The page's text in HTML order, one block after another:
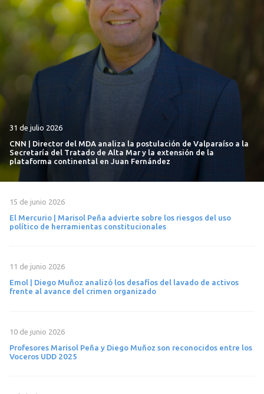
31 de julio 2026
CNN | Director del MDA analiza la postulación de Valparaíso a la
Secretaría del Tratado de Alta Mar y la extensión de la
plataforma continental en Juan Fernández
15 de junio 2026
El Mercurio | Marisol Peña advierte sobre los riesgos del uso
político de herramientas constitucionales
11 de junio 2026
Emol | Diego Muñoz analizó los desafíos del lavado de activos
frente al avance del crimen organizado
10 de junio 2026
Profesores Marisol Peña y Diego Muñoz son reconocidos entre los
Voceros UDD 2025